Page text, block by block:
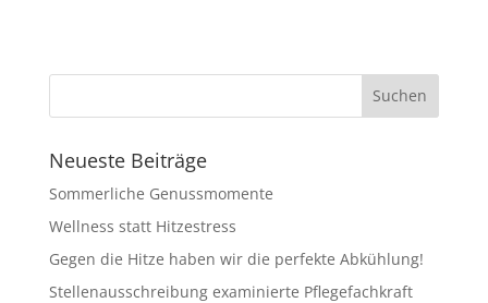
Neueste Beiträge
Sommerliche Genussmomente
Wellness statt Hitzestress
Gegen die Hitze haben wir die perfekte Abkühlung!
Stellenausschreibung examinierte Pflegefachkraft